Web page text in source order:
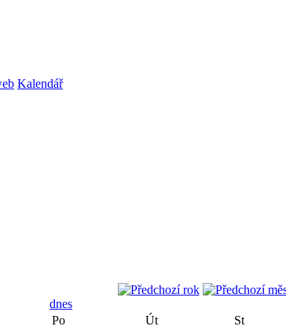
Kalendář
dnes
Po
Út St